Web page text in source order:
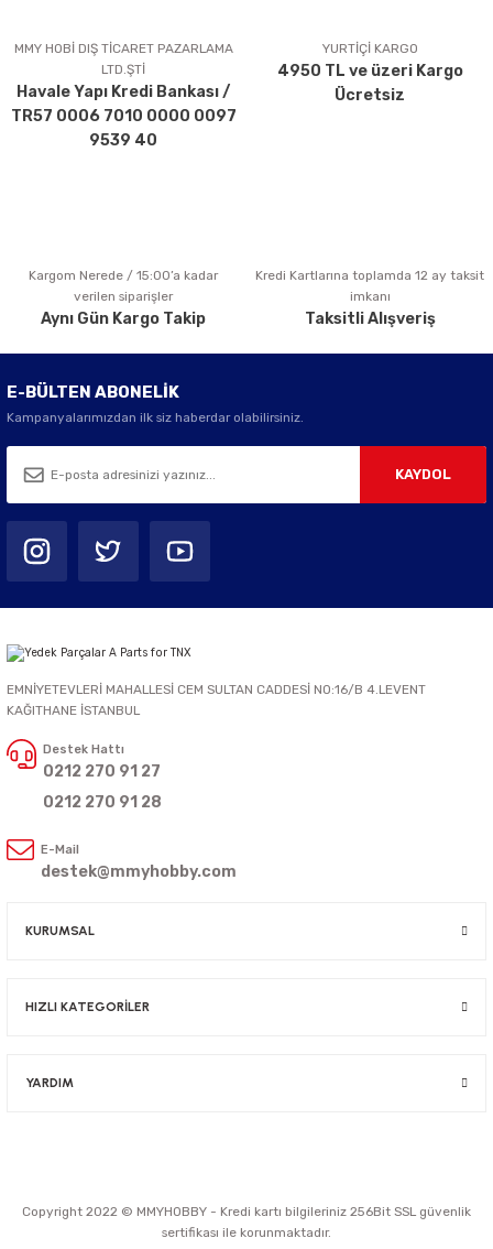
Ürün açıklamasında eksik bilgiler bulunuyor.
Ürün bilgilerinde hatalar bulunuyor.
Ürün fiyatı diğer sitelerden daha pahalı.
Bu ürüne benzer farklı alternatifler olmalı.
Gönder
MMY HOBİ DIŞ TİCARET PAZARLAMA
LTD.ŞTİ
Havale Yapı Kredi Bankası /
TR57 0006 7010 0000 0097
9539 40
YURTİÇİ KARGO
4950 TL ve üzeri Kargo
Ücretsiz
Kargom Nerede / 15:00’a kadar
verilen siparişler
Aynı Gün Kargo Takip
Kredi Kartlarına toplamda 12 ay taksit
imkanı
Taksitli Alışveriş
E-BÜLTEN ABONELİK
Kampanyalarımızdan ilk siz haberdar olabilirsiniz.
KAYDOL
EMNİYETEVLERİ MAHALLESİ CEM SULTAN CADDESİ NO:16/B 4.LEVENT
KAĞITHANE İSTANBUL
Destek Hattı
0212 270 91 27
0212 270 91 28
E-Mail
destek@mmyhobby.com
KURUMSAL
HIZLI KATEGORİLER
YARDIM
Copyright 2022 © MMYHOBBY - Kredi kartı bilgileriniz 256Bit SSL güvenlik
sertifikası ile korunmaktadır.